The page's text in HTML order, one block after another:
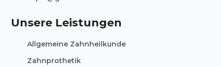
Unsere Leistungen
Allgemeine Zahnheilkunde
Zahnprothetik